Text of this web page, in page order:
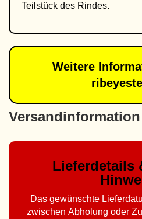
Teilstück des Rindes.
Weitere
Versandinformation
Lieferdetails
Das gewünschte
zwischen Abholung oder